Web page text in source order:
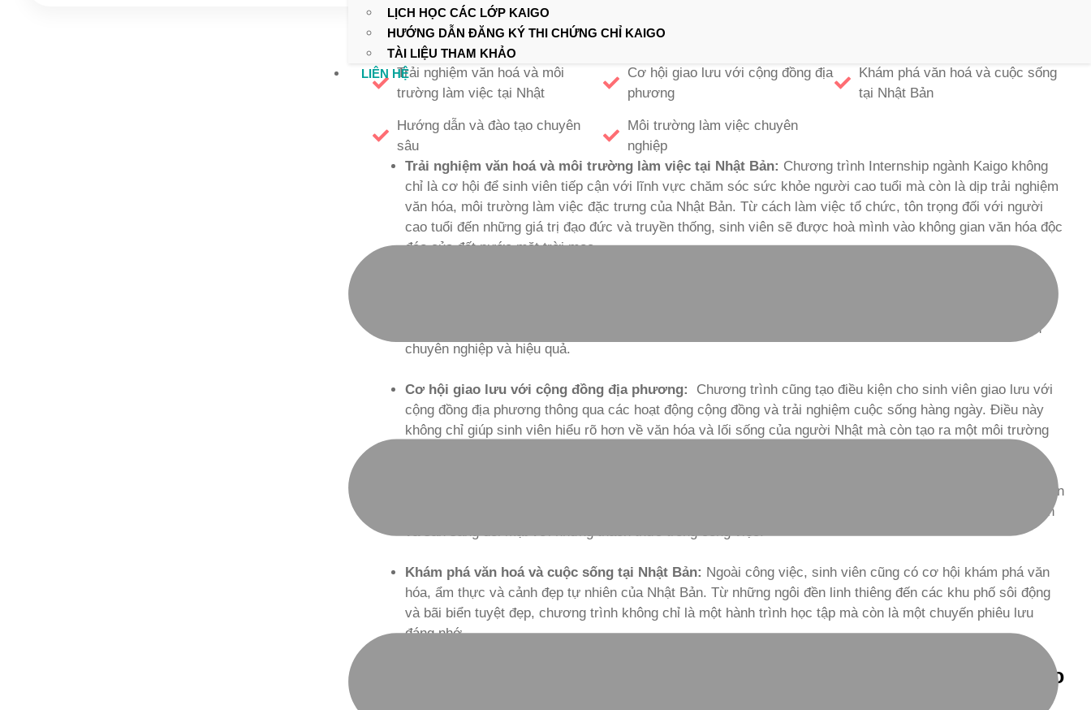
LỊCH HỌC CÁC LỚP KAIGO
HƯỚNG DẪN ĐĂNG KÝ THI CHỨNG CHỈ KAIGO
TÀI LIỆU THAM KHẢO
LIÊN HỆ
THÔNG TIN CHƯƠNG TRÌNH HỌC
Những Lợi Ích Khi Tham Gia Chương Trình Internship Ngành Kaigo Tại
Các Trường Đại Học Của Asahi Sun Clean Việt Nam
Trải nghiệm văn hoá và môi
trường làm việc tại Nhật
Hướng dẫn và đào tạo chuyên
sâu
Cơ hội giao lưu với cộng đồng địa
phương
Môi trường làm việc chuyên
nghiệp
Khám phá văn hoá và cuộc sống
tại Nhật Bản
Trải nghiệm văn hoá và môi trường làm việc tại Nhật Bản: Chương trình Internship ngành Kaigo không
chỉ là cơ hội để sinh viên tiếp cận với lĩnh vực chăm sóc sức khỏe người cao tuổi mà còn là dịp trải nghiệm
văn hóa, môi trường làm việc đặc trưng của Nhật Bản. Từ cách làm việc tổ chức, tôn trọng đối với người
cao tuổi đến những giá trị đạo đức và truyền thống, sinh viên sẽ được hoà mình vào không gian văn hóa độc
đáo của đất nước mặt trời mọc.
vững kiến thức và kỹ năng cần thiết để thực hiện công việc chăm sóc sức khỏe người cao tuổi một cách
chuyên nghiệp và hiệu quả.
Cơ hội giao lưu với cộng đồng địa phương:
Chương trình cũng tạo điều kiện cho sinh viên giao lưu với
cộng đồng địa phương thông qua các hoạt động cộng đồng và trải nghiệm cuộc sống hàng ngày. Điều này
không chỉ giúp sinh viên hiểu rõ hơn về văn hóa và lối sống của người Nhật mà còn tạo ra một môi trường
Thực tế làm việc trong môi trường Kaigo không chỉ giúp sinh viên rèn
luyện kỹ năng làm việc nhóm, quản lý thời gian mà còn giúp họ phát triển khả năng giải quyết vấn đề, tự tin
và sẵn sàng đối mặt với những thách thức trong công việc.
Khám phá văn hoá và cuộc sống tại Nhật Bản: Ngoài công việc, sinh viên cũng có cơ hội khám phá văn
hóa, ẩm thực và cảnh đẹp tự nhiên của Nhật Bản. Từ những ngôi đền linh thiêng đến các khu phố sôi động
và bãi biển tuyệt đẹp, chương trình không chỉ là một hành trình học tập mà còn là một chuyến phiêu lưu
đáng nhớ.
Hình Thức Và Thời Gian Đào Tạo Chương Trình Internship Ngành Kaigo